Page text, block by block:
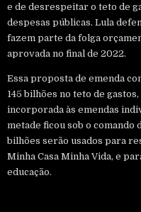
e de desrespeitar o teto de
despesas públicas. Lula
fazem parte da folga
aprovada no final de 2022.
Essa proposta de emenda
145 bilhões no teto de
incorporada às emendas
metade ficou sob o comando
bilhões serão usados para
Minha Casa Minha Vida, e
educação.